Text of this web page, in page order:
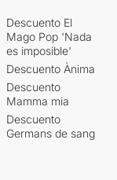
Descuento El
Mago Pop 'Nada
es imposible'
Descuento Ànima
Descuento
Mamma mia
Descuento
Germans de sang